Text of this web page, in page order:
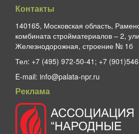
Контакты
140165, Московская область,
комбината стройматериалов – 2,
Железнодорожная, строение № 1б
Тел: +7 (495) 972-50-41; +7
E-mail: info@palata-npr.ru
Реклама